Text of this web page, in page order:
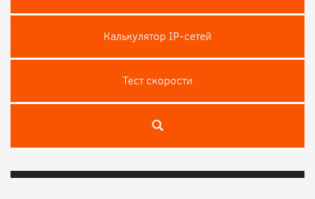
Калькулятор IP-сетей
Тест скороcти